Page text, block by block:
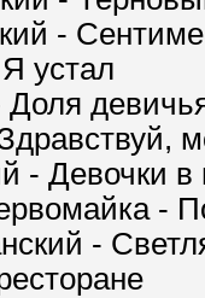
-
устал
Доля
- Девочки в
-
-